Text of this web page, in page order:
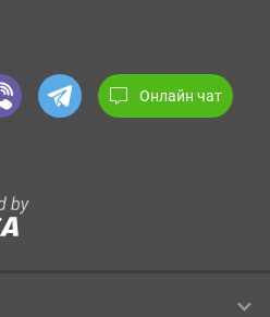
Онлайн чат